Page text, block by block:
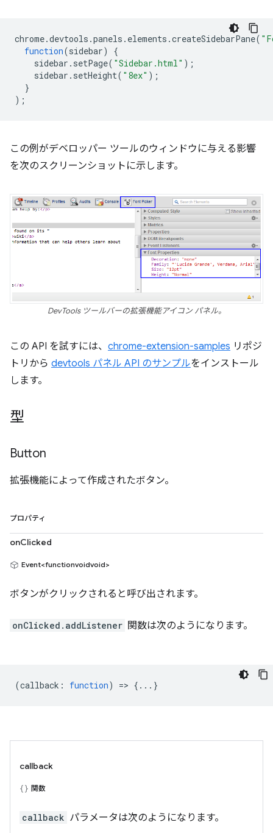
chrome.devtools .panels . elements .createSidebarPane(
function(sidebar)
{
sidebar . setPage( "Sidebar.html" );
sidebar . setHeight( "8ex" );
}
);
この例がデベロッパー ツールのウィンドウに与える影響
を次のスクリーンショットに示します。
DevTools ツールバーの拡張機能アイコン パネル。
この API を試すには、 chrome-extension-samples リポジ
トリから devtools パネル API のサンプルをインストール
します。
型
Button
拡張機能によって作成されたボタン。
プロパティ
onClicked
Event<functionvoidvoid>
ボタンがクリックされると呼び出されます。
onClicked.addListener 関数は次のようになります。
(callback : function) => {...}
callback
関数
callback パラメータは次のようになります。